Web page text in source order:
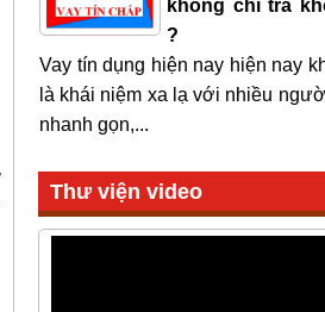
không chi trả
?
Vay tín dụng hiện nay hiện nay
là khái niệm xa lạ với nhiều
nhanh gọn,...
Thư viện video